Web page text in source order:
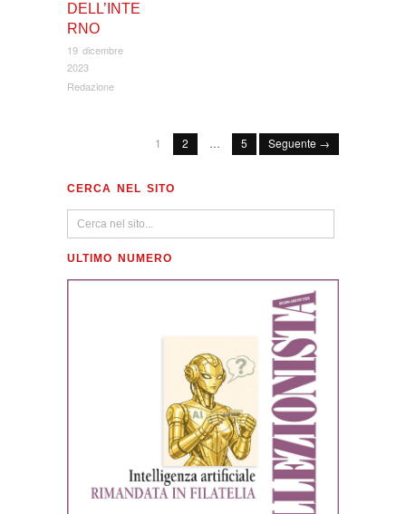
DELL’INTE
RNO
19 dicembre
2023
Redazione
1 2 … 5 Seguente →
CERCA NEL SITO
ULTIMO NUMERO